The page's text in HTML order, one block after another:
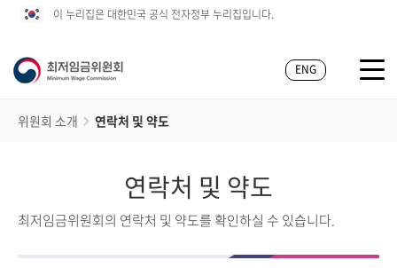
이 누리집은 대한민국 공식 전자정부 누리집입니다.
ENG
위원회 소개 연락처 및 약도
연락처 및 약도
최저임금위원회의 연락처 및 약도를 확인하실 수 있습니다.